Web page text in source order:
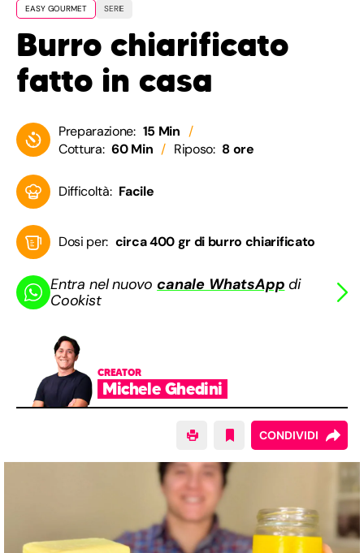
EASY GOURMET SERIE
Burro chiarificato
fatto in casa
Preparazione: 15 Min
Cottura: 60 Min Riposo: 8 ore
Difficoltà: Facile
Dosi per: circa 400 gr di burro chiarificato
Entra nel nuovocanale WhatsApp di
Cookist
CREATOR
Michele Ghedini
CONDIVIDI